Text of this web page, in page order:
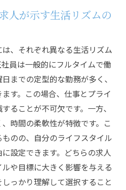
るキャリアの持続可能性
正社員の成長可能性
供するキャリアの展望
人が示す生活リズムの
、それぞれ異なる生活リズム
員は一般的にフルタイムで働
までの定型的な勤務が多く、
す。この場合、仕事とプライ
ることが不可欠です。一方、
時間の柔軟性が特徴です。こ
のの、自分のライフスタイル
設定できます。どちらの求人
や目標に大きく影響を与える
っかり理解して選択すること